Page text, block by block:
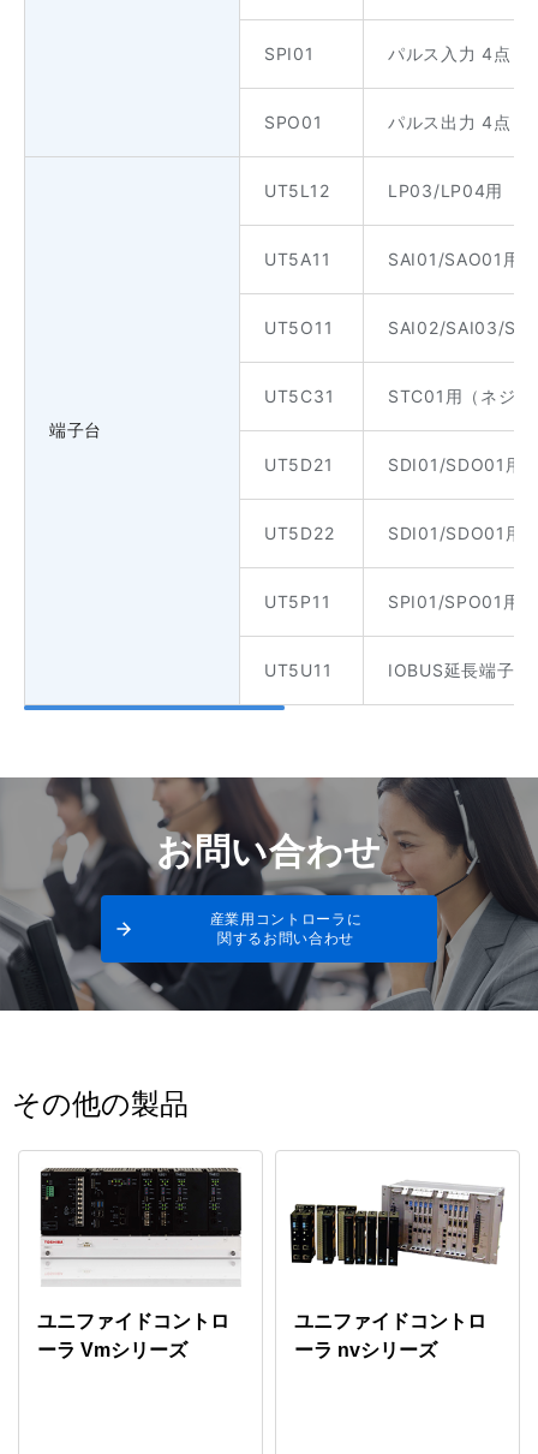
SPI01 パルス入力 4点 電
SPO01 パルス出力 4点 電
端子台
UT5L12 LP03/LP04用（
UT5A11 SAI01/SAO01用
UT5O11 SAI02/SAI03/
UT5C31 STC01用（ネジ端
UT5D21 SDI01/SDO01用
UT5D22 SDI01/SDO01用
UT5P11 SPI01/SPO01用
UT5U11 IOBUS延長端子
お問い合わせ
産業用コントローラに
関するお問い合わせ
その他の製品
ユニファイドコントロ
ーラ Vmシリーズ
ユニファイドコントロ
ーラ nvシリーズ